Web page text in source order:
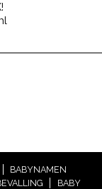
BABYNAMEN
BABY